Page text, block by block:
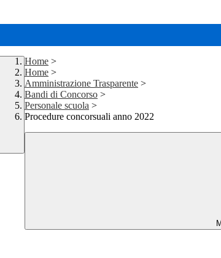
Home >
Home >
Amministrazione Trasparente >
Bandi di Concorso >
Personale scuola >
Procedure concorsuali anno 2022